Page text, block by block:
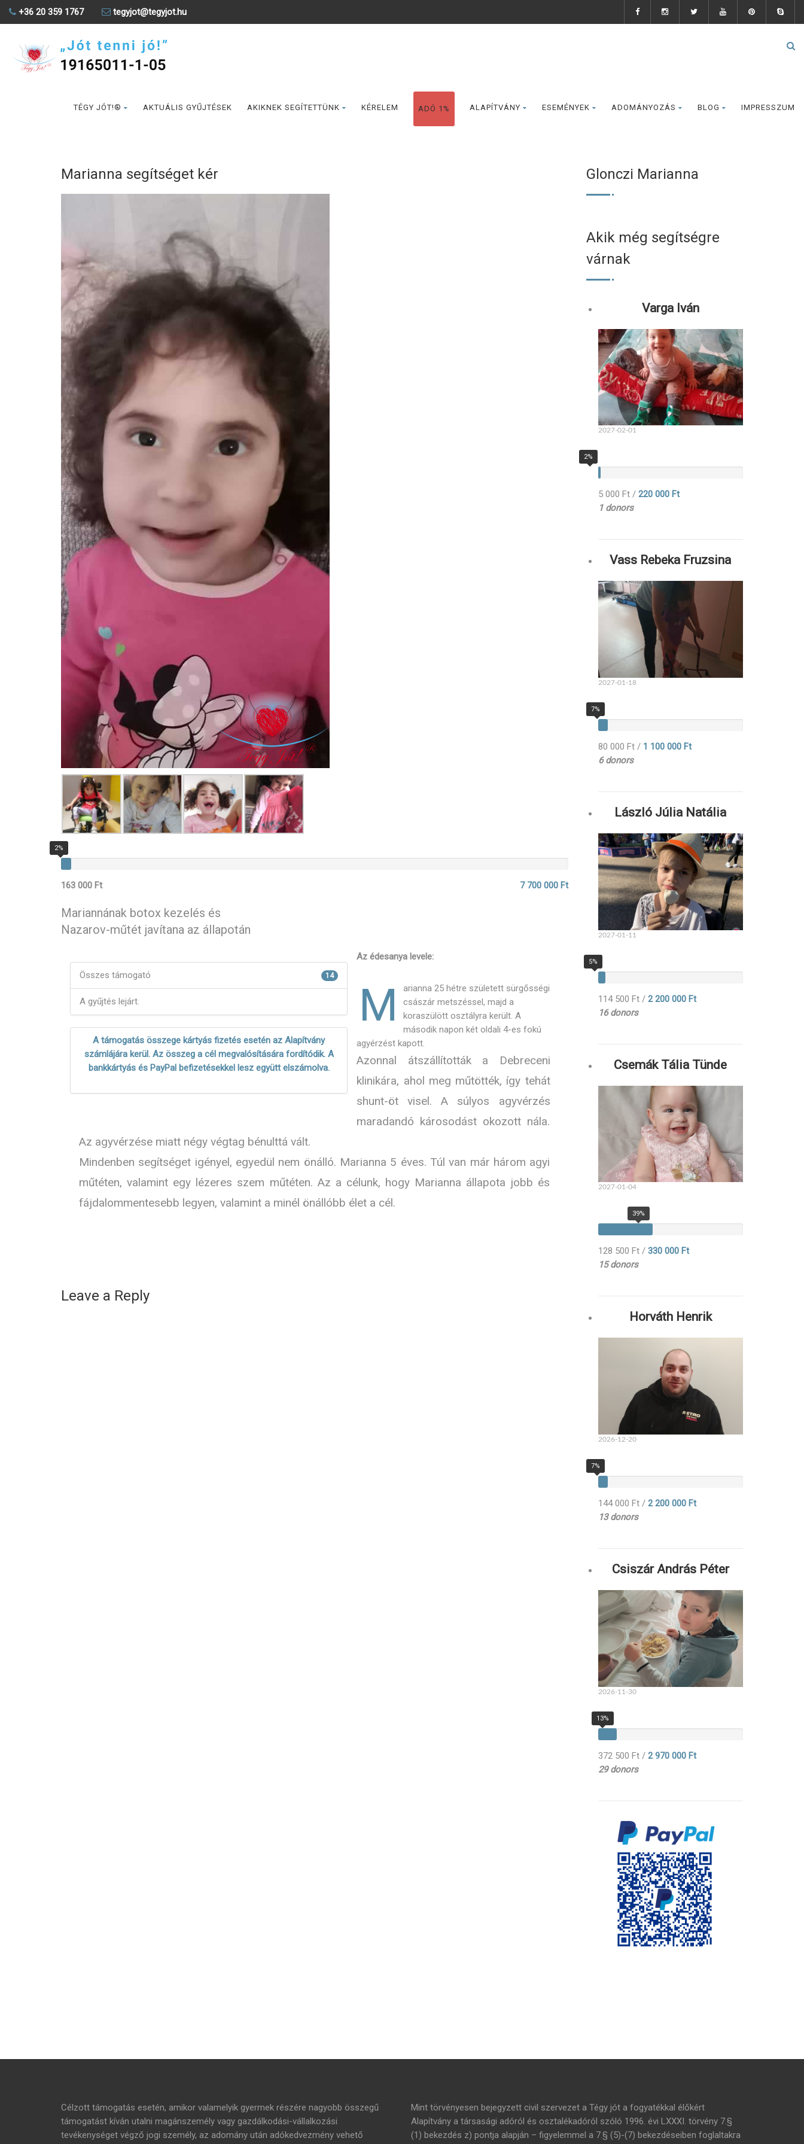
+36 20 359 1767 tegyjot@tegyjot.hu
TÉGY JÓT!® AKTUÁLIS GYŰJTÉSEK AKIKNEK SEGÍTETTÜNK KÉRELEM ADÓ 1% ALAPÍTVÁNY ESEMÉNYEK ADOMÁNYOZÁS BLOG IMPRESSZUM
Marianna segítséget kér
2%
163 000 Ft 7 700 000 Ft
Mariannának botox kezelés és
Nazarov-műtét javítana az állapotán
Összes támogató 14
A gyűjtés lejárt.
A támogatás összege kártyás fizetés esetén az Alapítvány
számlájára kerül. Az összeg a cél megvalósítására fordítódik. A
bankkártyás és PayPal befizetésekkel lesz együtt elszámolva.
Az édesanya levele:
M
arianna 25 hétre született sürgősségi
császár metszéssel, majd a
koraszülött osztályra került. A
második napon két oldali 4-es fokú
agyérzést kapott.
Azonnal átszállították a Debreceni
klinikára, ahol meg műtötték, így tehát
shunt-öt visel. A súlyos agyvérzés
maradandó károsodást okozott nála.
Az agyvérzése miatt négy végtag bénulttá vált.
Mindenben segítséget igényel, egyedül nem önálló. Marianna 5 éves. Túl van már három agyi
műtéten, valamint egy lézeres szem műtéten. Az a célunk, hogy Marianna állapota jobb és
fájdalommentesebb legyen, valamint a minél önállóbb élet a cél.
Leave a Reply
Glonczi Marianna
Akik még segítségre
várnak
Varga Iván
2027-02-01
2%
5 000 Ft/ 220 000 Ft
1 donors
Vass Rebeka Fruzsina
2027-01-18
7%
80 000 Ft/ 1 100 000 Ft
6 donors
László Júlia Natália
2027-01-11
5%
114 500 Ft/ 2 200 000 Ft
16 donors
Csemák Tália Tünde
2027-01-04
39%
128 500 Ft/ 330 000 Ft
15 donors
Horváth Henrik
2026-12-20
7%
144 000 Ft/ 2 200 000 Ft
13 donors
Csiszár András Péter
2026-11-30
13%
372 500 Ft/ 2 970 000 Ft
29 donors
Célzott támogatás esetén, amikor valamelyik gyermek részére nagyobb összegű
támogatást kíván utalni magánszemély vagy gazdálkodási-vállalkozási
tevékenységet végző jogi személy, az adomány után adókedvezmény vehető
Mint törvényesen bejegyzett civil szervezet a Tégy jót a fogyatékkal élőkért
Alapítvány a társasági adóról és osztalékadóról szóló 1996. évi LXXXI. törvény 7.§
(1) bekezdés z) pontja alapján – figyelemmel a 7.§ (5)-(7) bekezdéseiben foglaltakra